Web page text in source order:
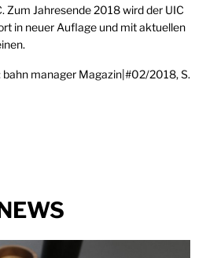
Zum Jahresende 2018 wird der UIC
in neuer Auflage und mit aktuellen
manager Magazin|#02/2018, S.